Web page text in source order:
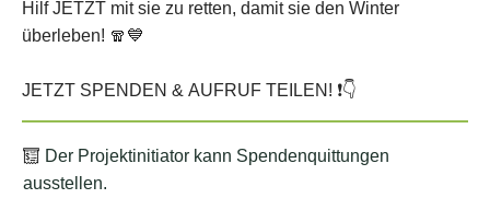
Der Projektinitiator kann Spendenquittungen
ausstellen.